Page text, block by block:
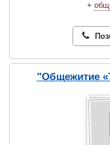
+
"Общежитие